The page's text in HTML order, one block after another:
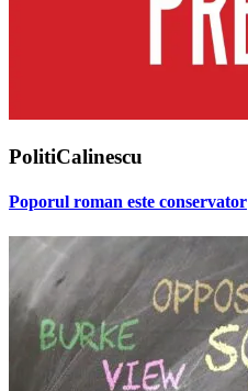
PolitiCalinescu
Poporul roman este conservator